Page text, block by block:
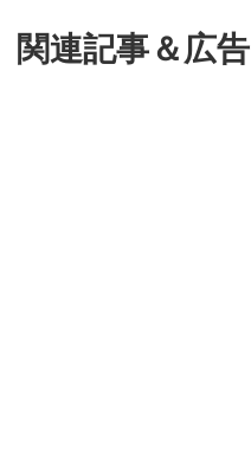
関連記事＆広告